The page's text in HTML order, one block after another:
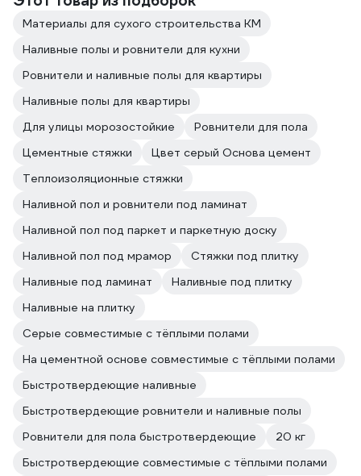
смесью был крайне приятным, и я с
уверенностью могу сказать, что она
полностью оправдала все ожидания.
Материалы для сухого строительства КМ
Наливные полы и ровнители для кухни
Ровнители и наливные полы для квартиры
Наливные полы для квартиры
Для улицы морозостойкие
Ровнители для пола
Цементные стяжки
Цвет серый Основа цемент
Теплоизоляционные стяжки
Наливной пол и ровнители под ламинат
Наливной пол под паркет и паркетную доску
Наливной пол под мрамор
Стяжки под плитку
Наливные под ламинат
Наливные под плитку
Наливные на плитку
Серые совместимые с тёплыми полами
На цементной основе совместимые с тёплыми полами
Быстротвердеющие наливные
Быстротвердеющие ровнители и наливные полы
Ровнители для пола быстротвердеющие
20 кг
Быстротвердеющие совместимые с тёплыми полами